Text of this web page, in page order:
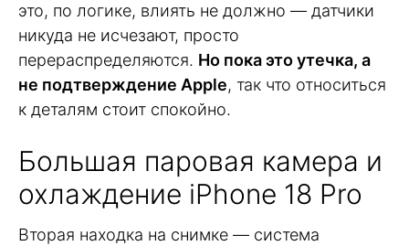
это, по логике, влиять не должно — датчики
никуда не исчезают, просто
перераспределяются. Но пока это утечка, а
не подтверждение Apple, так что относиться
к деталям стоит спокойно.
Большая паровая камера и
охлаждение iPhone 18 Pro
Вторая находка на снимке — система